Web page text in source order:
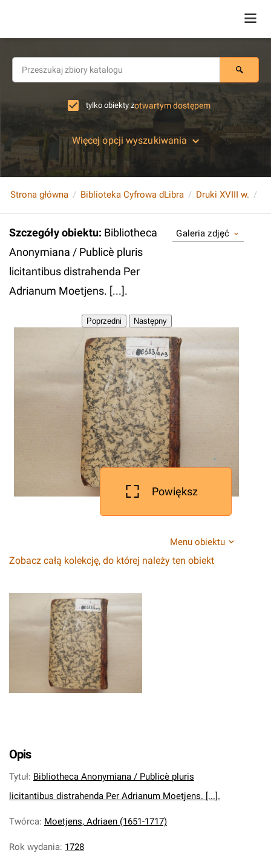
tylko obiekty zotwartym dostępem
Więcej opcji wyszukiwania
Strona główna Biblioteka Cyfrowa dLibra Druki XVIII w.
Szczegóły obiektu: Bibliotheca
Anonymiana / Publicè pluris
licitantibus distrahenda Per
Adrianum Moetjens. [...].
Galeria zdjęć
Powiększ
Menu obiektu
Zobacz całą kolekcję, do której należy ten obiekt
Opis
Tytuł: Bibliotheca Anonymiana / Publicè pluris
licitantibus distrahenda Per Adrianum Moetjens. [...].
Twórca: Moetjens, Adriaen (1651-1717)
Rok wydania: 1728